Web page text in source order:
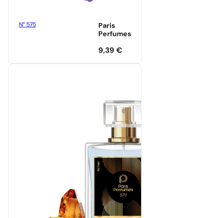
N° 575
Paris
Perfumes
9,39 €